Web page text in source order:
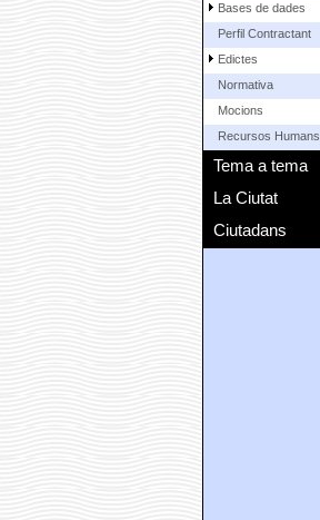
Bases de dades
Perfil Contractant
Edictes
Normativa
Mocions
Recursos Humans
Tema a tema
La Ciutat
Ciutadans